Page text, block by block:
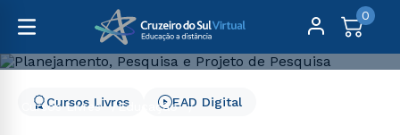
0
Cursos Livres
Educação
Cursos Livres EAD Digital